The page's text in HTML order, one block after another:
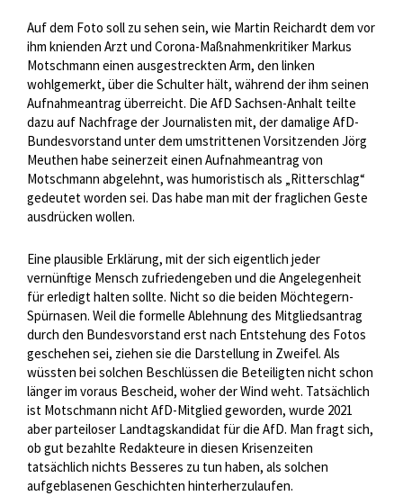
Auf dem Foto soll zu sehen sein, wie Martin Reichardt dem vor
ihm knienden Arzt und Corona-Maßnahmenkritiker Markus
Motschmann einen ausgestreckten Arm, den linken
wohlgemerkt, über die Schulter hält, während der ihm seinen
Aufnahmeantrag überreicht. Die AfD Sachsen-Anhalt teilte
dazu auf Nachfrage der Journalisten mit, der damalige AfD-
Bundesvorstand unter dem umstrittenen Vorsitzenden Jörg
Meuthen habe seinerzeit einen Aufnahmeantrag von
Motschmann abgelehnt, was humoristisch als „Ritterschlag“
gedeutet worden sei. Das habe man mit der fraglichen Geste
ausdrücken wollen.
Eine plausible Erklärung, mit der sich eigentlich jeder
vernünftige Mensch zufriedengeben und die Angelegenheit
für erledigt halten sollte. Nicht so die beiden Möchtegern-
Spürnasen. Weil die formelle Ablehnung des Mitgliedsantrag
durch den Bundesvorstand erst nach Entstehung des Fotos
geschehen sei, ziehen sie die Darstellung in Zweifel. Als
wüssten bei solchen Beschlüssen die Beteiligten nicht schon
länger im voraus Bescheid, woher der Wind weht. Tatsächlich
ist Motschmann nicht AfD-Mitglied geworden, wurde 2021
aber parteiloser Landtagskandidat für die AfD. Man fragt sich,
ob gut bezahlte Redakteure in diesen Krisenzeiten
tatsächlich nichts Besseres zu tun haben, als solchen
aufgeblasenen Geschichten hinterherzulaufen.